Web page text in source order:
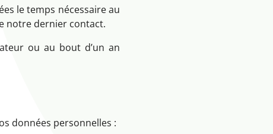
le temps nécessaire au
notre dernier contact.
ou au bout d’un an
données personnelles :